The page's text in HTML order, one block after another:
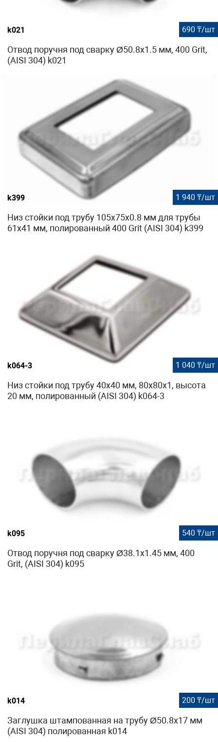
k021 690 ₸/шт
Отвод поручня под сварку Ø50.8х1.5 мм, 400 Grit,
(AISI 304) k021
k399 1 940 ₸/шт
Низ стойки под трубу 105х75х0.8 мм для трубы
61х41 мм, полированный 400 Grit (AISI 304) k399
k064-3 1 040 ₸/шт
Низ стойки под трубу 40х40 мм, 80х80х1, высота
20 мм, полированный (AISI 304) k064-3
k095 540 ₸/шт
Отвод поручня под сварку Ø38.1х1.45 мм, 400
Grit, (AISI 304) k095
k014 200 ₸/шт
Заглушка штампованная на трубу Ø50.8х17 мм
(AISI 304) полированная k014